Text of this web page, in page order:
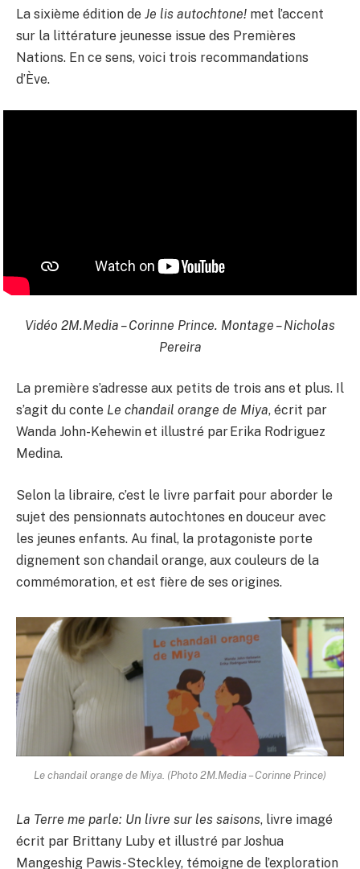
La sixième édition de Je lis autochtone! met l’accent
sur la littérature jeunesse issue des Premières
Nations. En ce sens, voici trois recommandations
d’Ève.
Vidéo 2M.Media – Corinne Prince. Montage – Nicholas
Pereira
La première s’adresse aux petits de trois ans et plus. Il
s’agit du conte Le chandail orange de Miya, écrit par
Wanda John-Kehewin et illustré par Erika Rodriguez
Medina.
Selon la libraire, c’est le livre parfait pour aborder le
sujet des pensionnats autochtones en douceur avec
les jeunes enfants. Au final, la protagoniste porte
dignement son chandail orange, aux couleurs de la
commémoration, et est fière de ses origines.
Le chandail orange de Miya. (Photo 2M.Media – Corinne Prince)
La Terre me parle: Un livre sur les saisons, livre imagé
écrit par Brittany Luby et illustré par Joshua
Mangeshig Pawis-Steckley, témoigne de l’exploration